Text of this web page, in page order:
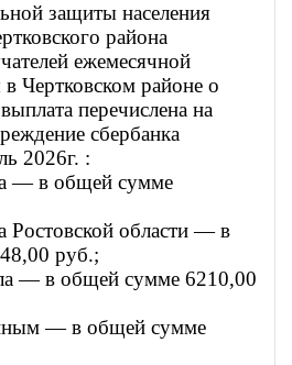
защиты населения
района
ежемесячной
Чертковском районе о
перечислена на
сбербанка
2026г. :
— в общей сумме
Ростовской области — в
руб.;
— в общей сумме 6210,00
— в общей сумме